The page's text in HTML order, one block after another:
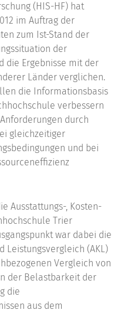
(HIS-HF) hat
im Auftrag der
zum Ist-Stand der
der
die Ergebnisse mit der
Länder verglichen.
die Informationsbasis
verbessern
durch
gleichzeitiger
und bei
Ausstattungs-, Kosten-
Trier
war dabei die
Leistungsvergleich (AKL)
Vergleich von
der Belastbarkeit der
die
aus dem